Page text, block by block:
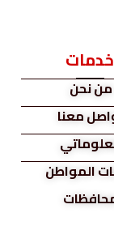
خدمات
من نحن
معنا
المواطن